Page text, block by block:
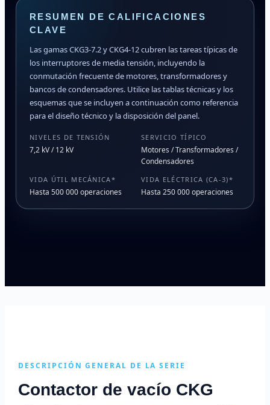
RESUMEN DE CALIFICACIONES
CLAVE
Las gamas CKG3-7.2 y CKG4-12 cubren las tareas típicas de
los interruptores de media tensión, incluyendo la
conmutación frecuente de motores, transformadores y
bancos de condensadores. Utilice las tablas técnicas y los
esquemas que se incluyen a continuación como referencia
para el diseño técnico y la disposición del panel.
NIVELES DE TENSIÓN
7,2 kV / 12 kV
SERVICIO TÍPICO
Motores / Transformadores /
Condensadores
VIDA ÚTIL MECÁNICA*
Hasta 500 000 operaciones
VIDA ELÉCTRICA (CA-3)*
Hasta 250 000 operaciones
DESCRIPCIÓN GENERAL DE LA SERIE
Contactor de vacío CKG